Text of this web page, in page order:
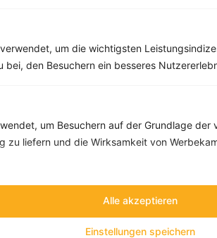
um die wichtigsten
bei, den Besuchern ein besseres
um Besuchern auf der Grundlage der
zu liefern und die Wirksamkeit von
Einstellungen speichern
Alle akzeptieren
‹
Fett:32 g
Eiweiß:4 g